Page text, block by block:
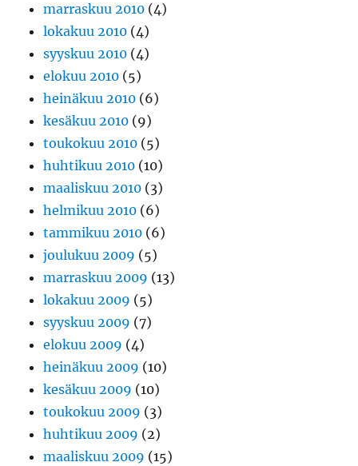
marraskuu 2010 (4)
lokakuu 2010 (4)
syyskuu 2010 (4)
elokuu 2010 (5)
heinäkuu 2010 (6)
kesäkuu 2010 (9)
toukokuu 2010 (5)
huhtikuu 2010 (10)
maaliskuu 2010 (3)
helmikuu 2010 (6)
tammikuu 2010 (6)
joulukuu 2009 (5)
marraskuu 2009 (13)
lokakuu 2009 (5)
syyskuu 2009 (7)
elokuu 2009 (4)
heinäkuu 2009 (10)
kesäkuu 2009 (10)
toukokuu 2009 (3)
huhtikuu 2009 (2)
maaliskuu 2009 (15)